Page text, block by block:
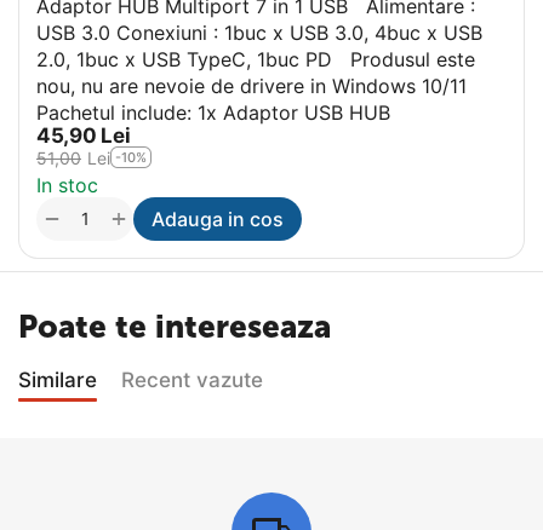
Adaptor HUB Multiport 7 in 1 USB Alimentare :
USB 3.0 Conexiuni : 1buc x USB 3.0, 4buc x USB
2.0, 1buc x USB TypeC, 1buc PD Produsul este
nou, nu are nevoie de drivere in Windows 10/11
Pachetul include: 1x Adaptor USB HUB
45,90 Lei
51,00 Lei -10%
In stoc
+
− Adauga in cos
Poate te intereseaza
Similare Recent vazute